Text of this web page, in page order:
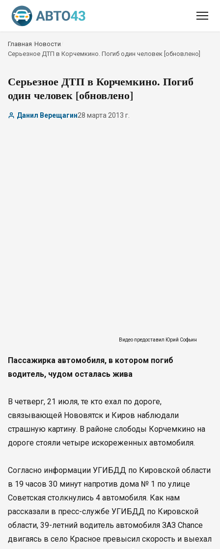
Главная Новости
Серьезное ДТП в Корчемкино. Погиб один человек [обновлено]
Серьезное ДТП в Корчемкино. Погиб
один человек [обновлено]
Данил Верещагин28 марта 2013 г.
Видео предоставил Юрий Софьин
Пассажирка автомобиля, в котором погиб
водитель, чудом осталась жива
В четверг, 21 июля, те кто ехал по дороге,
связывающей Нововятск и Киров наблюдали
страшную картину. В районе слободы Корчемкино на
дороге стояли четыре искореженных автомобиля.
Согласно информации УГИБДД по Кировской области
в 19 часов 30 минут напротив дома № 1 по улице
Советская столкнулись 4 автомобиля. Как нам
рассказали в пресс-службе УГИБДД по Кировской
области, 39-летний водитель автомобиля ЗАЗ Chance
двигаясь в село Красное превысил скорость и выехал